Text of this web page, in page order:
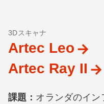
3Dスキャナ
Artec Leo
Artec Ray II
課題： オランダのイ